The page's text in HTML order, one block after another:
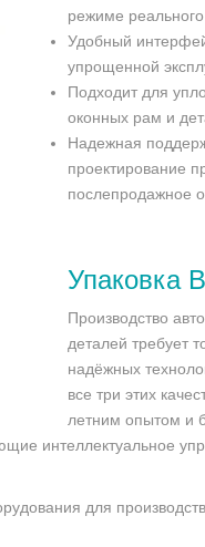
режиме
Удобный
упрощенной
Подходит для
оконных рам и
Надежная
проектирование
послепродажное
Упаковка
Производство
деталей требует
надёжных
все три этих
летним опытом и
интеллектуальное
для